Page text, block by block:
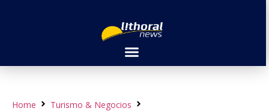
Home
Turismo & Negocios